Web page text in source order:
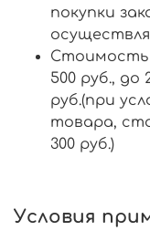
покупки
Стоимость
500 руб., до
руб.(при
товара,
300 руб.)
Условия